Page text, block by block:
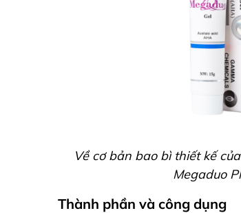
Về cơ bản bao bì thiết kế
Megaduo
Thành phần và công dụng